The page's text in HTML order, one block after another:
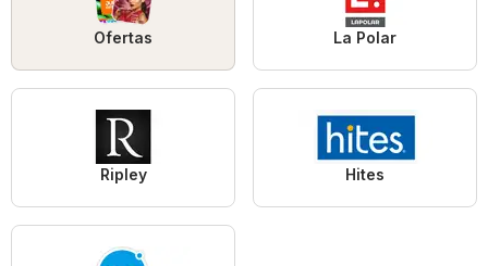
Ofertas La Polar
Ripley Hites